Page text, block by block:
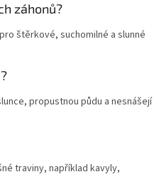
záhonů?
štěrkové, suchomilné a slunné
propustnou půdu a nesnášejí
traviny, například kavyly,